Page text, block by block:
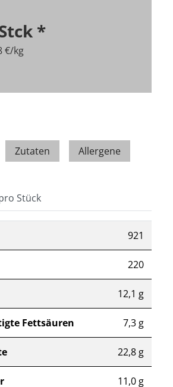
*
€/kg
Zutaten Allergene
Stück
921
220
12,1 g
Fettsäuren 7,3 g
22,8 g
11,0 g